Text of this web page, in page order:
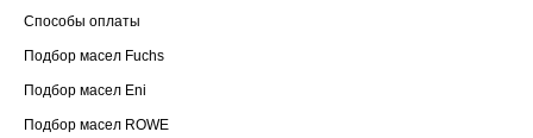
Способы оплаты
Подбор масел Fuchs
Подбор масел Eni
Подбор масел ROWE